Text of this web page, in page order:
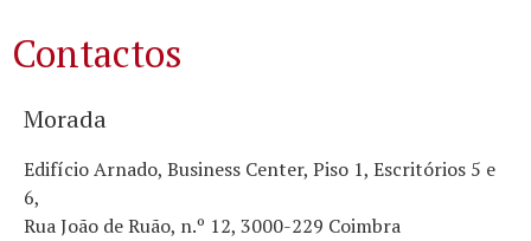
Contactos
Morada
Edifício Arnado, Business Center, Piso 1, Escritórios 5 e
6,
Rua João de Ruão, n.º 12, 3000-229 Coimbra